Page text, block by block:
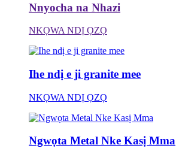
Nnyocha na Nhazi
NKỌWA NDỊ ỌZỌ
Ihe ndị e ji granite mee
NKỌWA NDỊ ỌZỌ
Ngwọta Metal Nke Kasị Mma